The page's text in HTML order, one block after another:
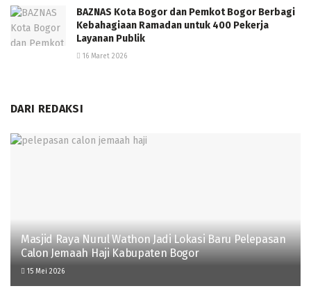
BAZNAS Kota Bogor dan Pemkot Bogor Berbagi
Kebahagiaan Ramadan untuk 400 Pekerja
Layanan Publik
16 Maret 2026
DARI REDAKSI
Masjid Raya Nurul Wathon Jadi Lokasi Baru Pelepasan
Calon Jemaah Haji Kabupaten Bogor
15 Mei 2026